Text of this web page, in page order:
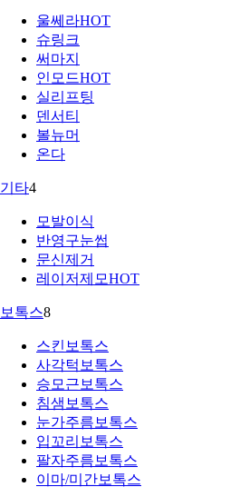
울쎄라HOT
슈링크
써마지
인모드HOT
실리프팅
덴서티
볼뉴머
온다
기타4
모발이식
반영구눈썹
문신제거
레이저제모HOT
보톡스8
스킨보톡스
사각턱보톡스
승모근보톡스
침샘보톡스
눈가주름보톡스
입꼬리보톡스
팔자주름보톡스
이마/미간보톡스